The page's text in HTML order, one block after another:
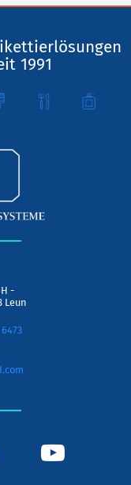
1991
-
Leun